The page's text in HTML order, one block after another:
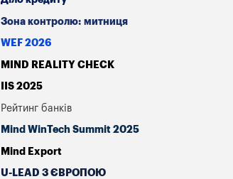
Зона контролю: митниця
WEF 2026
MIND REALITY CHECK
IIS 2025
Рейтинг банків
Mind WinTech Summit 2025
Mind Export
U-LEAD З ЄВРОПОЮ